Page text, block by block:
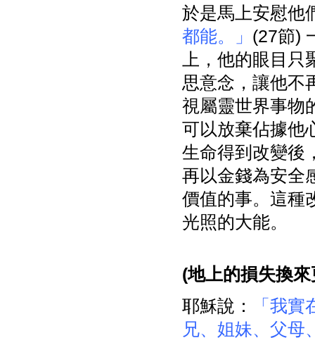
於是馬上安慰他
都能。」 (27節)
上，他的眼目
思意念，讓他不
視屬靈世界事物
可以放棄佔據他
生命得到改變後
再以金錢為安全
價值的事。這種
光照的大能。
(地上的損失換
耶穌說：
「我
兄、姐妹、父母